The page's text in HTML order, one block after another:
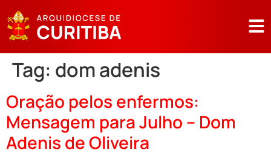
Tag: dom adenis
Oração pelos enfermos:
Mensagem para Julho – Dom
Adenis de Oliveira